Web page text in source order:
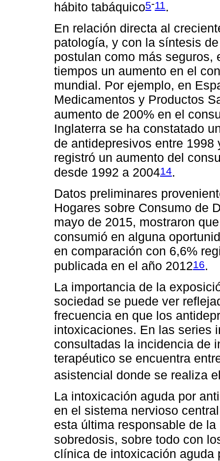
hábito tabáquico5-11.
En relación directa al
patología, y con la síntesis
postulan como más seguros,
tiempos un aumento en el
mundial. Por ejemplo, en
Medicamentos y Productos
aumento de 200% en el
Inglaterra se ha constatado
de antidepresivos entre 1998
registró un aumento del
desde 1992 a 200414.
Datos preliminares
Hogares sobre Consumo de
mayo de 2015, mostraron
consumió en alguna
en comparación con 6,6%
publicada en el año 201216.
La importancia de la
sociedad se puede ver
frecuencia en que los
intoxicaciones. En las series
consultadas la incidencia de
terapéutico se encuentra
asistencial donde se realiza
La intoxicación aguda por
en el sistema nervioso
esta última responsable de
sobredosis, sobre todo con
clínica de intoxicación aguda